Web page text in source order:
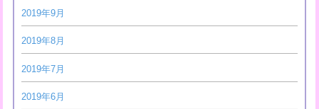
2019年9月
2019年8月
2019年7月
2019年6月